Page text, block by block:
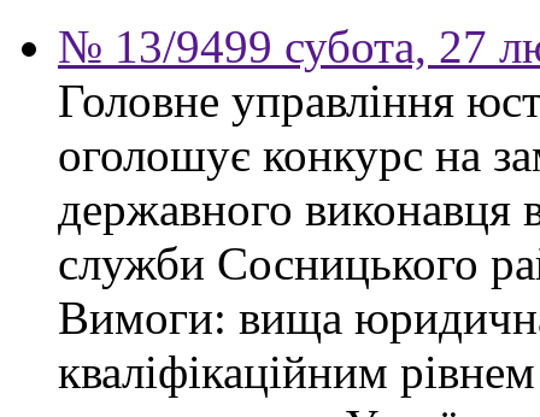
№ 13/9499 субота, 27
Головне управління
оголошує конкурс на
державного виконавця
служби Сосницького
Вимоги: вища юридична
кваліфікаційним